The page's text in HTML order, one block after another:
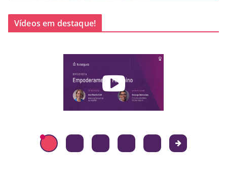
Vídeos em destaque!